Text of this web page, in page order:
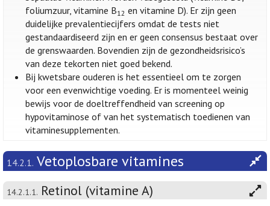
foliumzuur, vitamine B12 en vitamine D). Er zijn geen
duidelijke prevalentiecijfers omdat de tests niet
gestandaardiseerd zijn en er geen consensus bestaat over
de grenswaarden. Bovendien zijn de gezondheidsrisico’s
van deze tekorten niet goed bekend.
Bij kwetsbare ouderen is het essentieel om te zorgen
voor een evenwichtige voeding. Er is momenteel weinig
bewijs voor de doeltreffendheid van screening op
hypovitaminose of van het systematisch toedienen van
vitaminesupplementen.
14.2.1. Vetoplosbare vitamines
14.2.1.1. Retinol (vitamine A)